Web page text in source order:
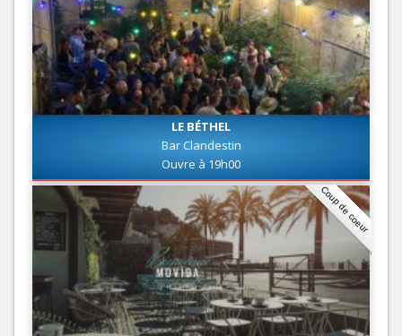
LE BÉTHEL
Bar Clandestin
Ouvre à 19h00
Coup de coeur